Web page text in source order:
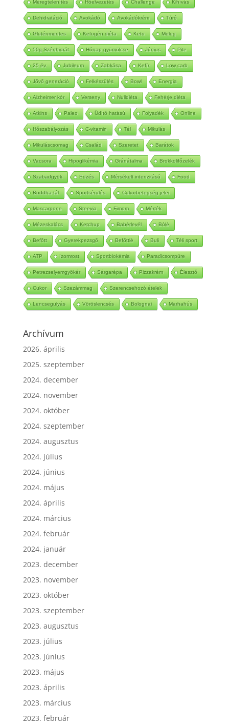
Méregtelenítés Hőelvezetés Challenge Kihívás
Dehidratáció Avokádó Avokádókrém Túró
Gluténmentes Ketogén diéta Keto Meleg
50g Szénhidrát Hónap gyümölcse Június Pite
25 év Jubileum Zabkása Kefír Low carb
Jővő generáció Felkészülés Bowl Energia
Alzheimer kór Verseny Nulldiéta Fehérje diéta
Atkins Paleo Üdítő hatású Folyadék Online
Hőszabályozás C-vitamin Tél Mikulás
Mikuláscsomag Család Szeretet Barátok
Vacsora Hipoglikémia Gránátalma Brokkolifőzelék
Szabadgyök Edzés Mérsékelt intenzitású Food
Buddha-tál Sportsérülés Cukorbetegség jelei
Mascarpone Steevia Fimom Mérték
Mézeskalács Ketchup Babérlevél Bólé
Befőtt Gyerekpezsgő Befőttlé Buli Téli sport
ATP Izomrost Sportbiokémia Paradicsompüre
Petrezselyemgyökér Sárgarépa Pizzakrém Élesztő
Cukor Szezámmag Szerencsehozó ételek
Lencsegulyás Vöröslencsés Bolognai Marhahús
Archívum
2026. április
2025. szeptember
2024. december
2024. november
2024. október
2024. szeptember
2024. augusztus
2024. július
2024. június
2024. május
2024. április
2024. március
2024. február
2024. január
2023. december
2023. november
2023. október
2023. szeptember
2023. augusztus
2023. július
2023. június
2023. május
2023. április
2023. március
2023. február